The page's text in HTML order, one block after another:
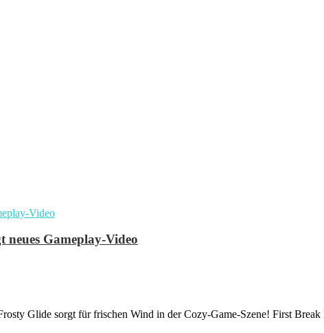
Gameplay-Video
Glide sorgt für frischen Wind in der Cozy-Game-Szene! First Break